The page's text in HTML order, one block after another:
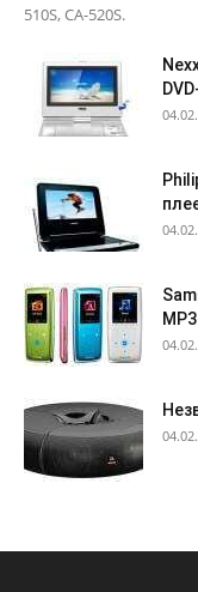
510S, CA-520S.